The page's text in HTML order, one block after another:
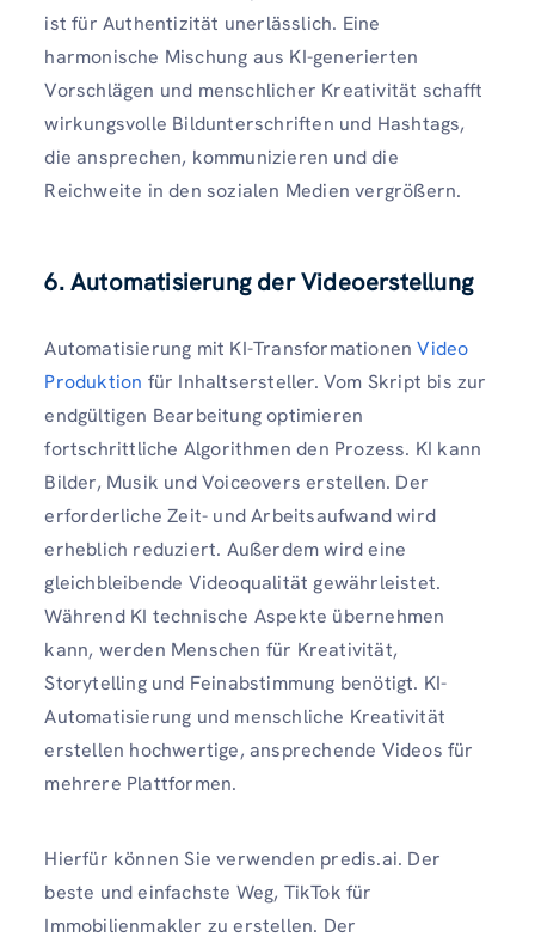
ist für Authentizität unerlässlich. Eine
harmonische Mischung aus KI-generierten
Vorschlägen und menschlicher Kreativität schafft
wirkungsvolle Bildunterschriften und Hashtags,
die ansprechen, kommunizieren und die
Reichweite in den sozialen Medien vergrößern.
6. Automatisierung der Videoerstellung
Automatisierung mit KI-TransformationenVideo
Produktion für Inhaltsersteller. Vom Skript bis zur
endgültigen Bearbeitung optimieren
fortschrittliche Algorithmen den Prozess. KI kann
Bilder, Musik und Voiceovers erstellen. Der
erforderliche Zeit- und Arbeitsaufwand wird
erheblich reduziert. Außerdem wird eine
gleichbleibende Videoqualität gewährleistet.
Während KI technische Aspekte übernehmen
kann, werden Menschen für Kreativität,
Storytelling und Feinabstimmung benötigt. KI-
Automatisierung und menschliche Kreativität
erstellen hochwertige, ansprechende Videos für
mehrere Plattformen.
Hierfür können Sie verwenden predis.ai. Der
beste und einfachste Weg, TikTok für
Immobilienmakler zu erstellen. Der